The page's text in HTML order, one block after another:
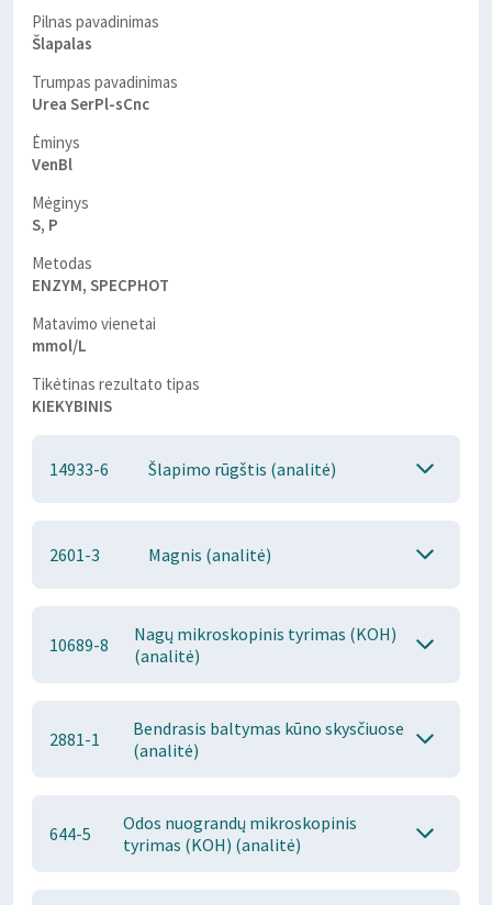
Pilnas pavadinimas
Šlapalas
Trumpas pavadinimas
Urea SerPl-sCnc
Ėminys
VenBl
Mėginys
S, P
Metodas
ENZYM, SPECPHOT
Matavimo vienetai
mmol/L
Tikėtinas rezultato tipas
KIEKYBINIS
14933-6 Šlapimo rūgštis (analitė)
2601-3 Magnis (analitė)
10689-8
Nagų mikroskopinis tyrimas (KOH)
(analitė)
2881-1
Bendrasis baltymas kūno skysčiuose
(analitė)
644-5
Odos nuograndų mikroskopinis
tyrimas (KOH) (analitė)